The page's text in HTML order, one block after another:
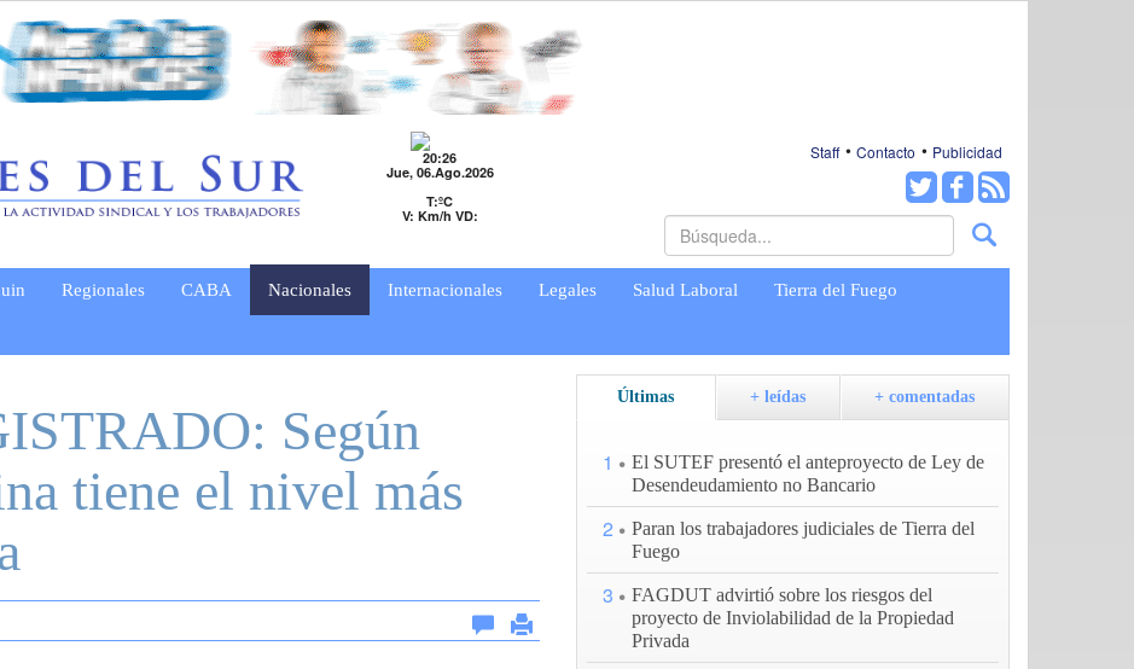
20:26
Jue, 06.Ago.2026
T:ºC
V: Km/h VD:
Staff Contacto Publicidad
Regionales CABA Nacionales Internacionales Legales Salud Laboral Tierra del Fuego
Según
tiene el nivel más
Últimas + leídas + comentadas
1
El SUTEF presentó el anteproyecto de Ley de
Desendeudamiento no Bancario
2
Paran los trabajadores judiciales de Tierra del
Fuego
3
FAGDUT advirtió sobre los riesgos del
proyecto de Inviolabilidad de la Propiedad
Privada